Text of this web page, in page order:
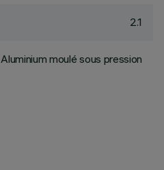
2.1
Aluminium moulé sous pression